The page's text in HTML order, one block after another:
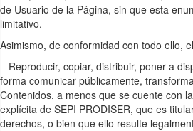
de Usuario de la Página, sin que esta
limitativo.
Asimismo, de conformidad con todo ello,
– Reproducir, copiar, distribuir, poner a
forma comunicar públicamente,
Contenidos, a menos que se cuente con
explícita de SEPI PRODISER, que es
derechos, o bien que ello resulte